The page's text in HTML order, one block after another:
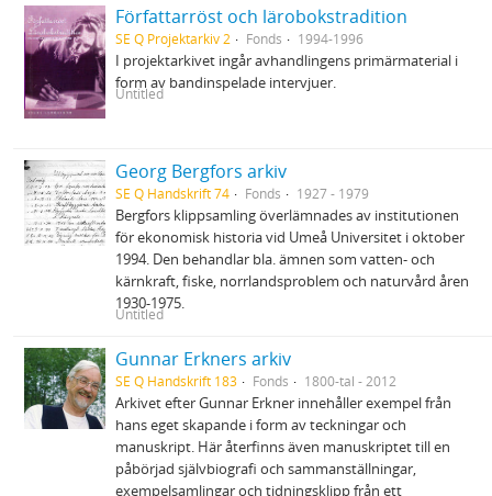
Författarröst och lärobokstradition
SE Q Projektarkiv 2 Fonds 1994-1996
I projektarkivet ingår avhandlingens primärmaterial i
form av bandinspelade intervjuer.
Untitled
Georg Bergfors arkiv
SE Q Handskrift 74 Fonds 1927 - 1979
Bergfors klippsamling överlämnades av institutionen
för ekonomisk historia vid Umeå Universitet i oktober
1994. Den behandlar bla. ämnen som vatten- och
kärnkraft, fiske, norrlandsproblem och naturvård åren
1930-1975.
Untitled
Gunnar Erkners arkiv
SE Q Handskrift 183 Fonds 1800-tal - 2012
Arkivet efter Gunnar Erkner innehåller exempel från
hans eget skapande i form av teckningar och
manuskript. Här återfinns även manuskriptet till en
påbörjad självbiografi och sammanställningar,
exempelsamlingar och tidningsklipp från ett